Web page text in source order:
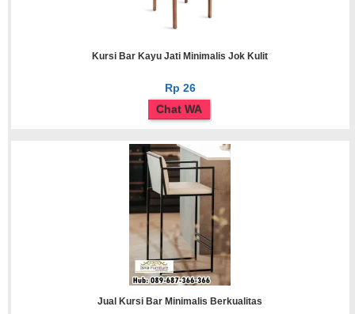
Kursi Bar Kayu Jati Minimalis Jok Kulit
Rp 26
Chat WA
Jual Kursi Bar Minimalis Berkualitas